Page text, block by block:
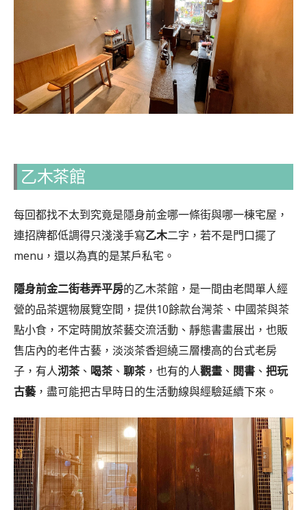
乙木茶館
每回都找不太到究竟是隱身前金哪一條街與哪一棟宅屋，
連招牌都低調得只淺淺手寫乙木二字，若不是門口擺了
menu，還以為真的是某戶私宅。
隱身前金二街巷弄平房的乙木茶館，是一間由老闆單人經
營的品茶選物展覽空間，提供10餘款台灣茶、中國茶與茶
點小食，不定時開放茶藝交流活動、靜態書畫展出，也販
售店內的老件古藝，淡淡茶香迴繞三層樓高的台式老房
子，有人沏茶、 喝茶、 聊茶，也有的人觀畫 、 閱書 、 把玩
古藝 ，盡可能把古早時日的生活動線與經驗延續下來。